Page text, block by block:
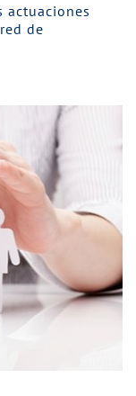
actuaciones
de